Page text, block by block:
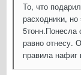
То, что
расходники,
5тонн.Понесла
равно отнесу.
правила нафиг